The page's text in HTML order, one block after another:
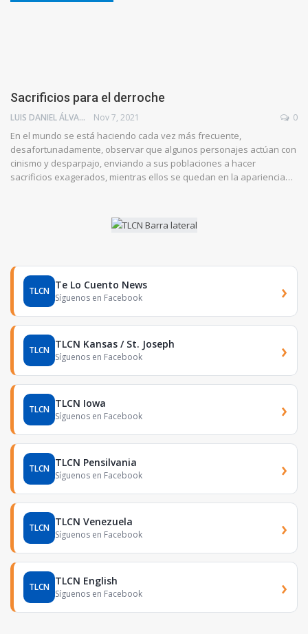
Sacrificios para el derroche
LUIS DANIEL ÁLVAREZ Nov 7, 2021 0
En el mundo se está haciendo cada vez más frecuente,
desafortunadamente, observar que algunos personajes actúan con
cinismo y desparpajo, enviando a sus poblaciones a hacer
sacrificios exagerados, mientras ellos se quedan en la apariencia…
TLCN Te Lo Cuento News
Síguenos en Facebook ›
TLCN TLCN Kansas / St. Joseph
Síguenos en Facebook ›
TLCN TLCN Iowa
Síguenos en Facebook ›
TLCN TLCN Pensilvania
Síguenos en Facebook ›
TLCN TLCN Venezuela
Síguenos en Facebook ›
TLCN TLCN English
Síguenos en Facebook ›